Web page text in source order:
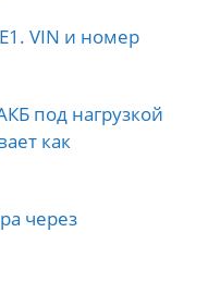
VIN и номер
под нагрузкой
как
через